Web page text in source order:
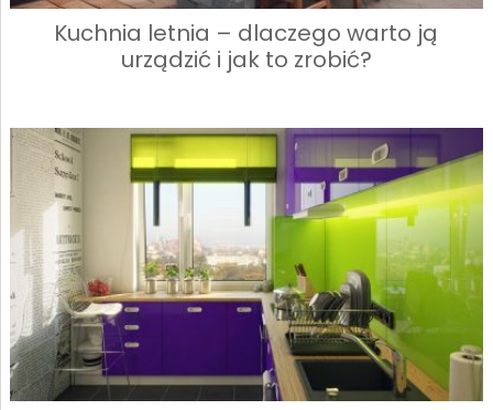
Kuchnia letnia – dlaczego warto ją
urządzić i jak to zrobić?